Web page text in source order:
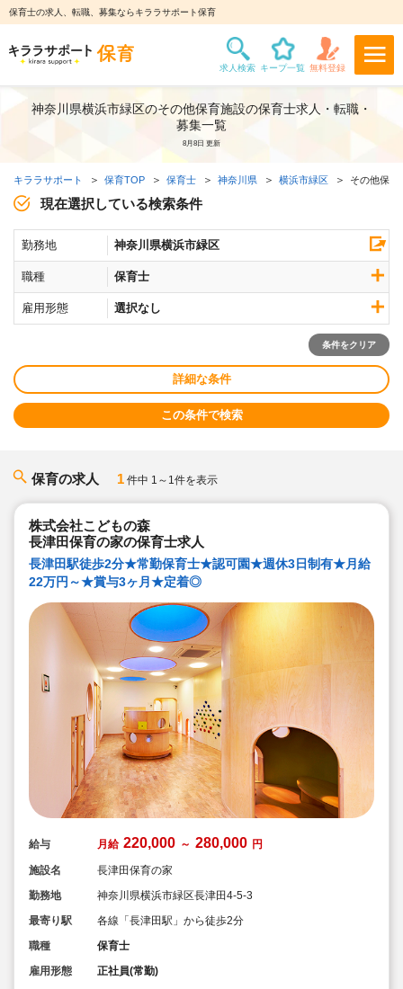
保育士の求人、転職、募集ならキララサポート保育
神奈川県横浜市緑区のその他保育施設の保育士求人・転職・
募集一覧
8月8日 更新
キララサポート 保育TOP 保育士 神奈川県 横浜市緑区 その他保育
現在選択している検索条件
勤務地 神奈川県横浜市緑区
職種 保育士
雇用形態 選択なし
条件をクリア
詳細な条件
この条件で検索
保育の求人 1 件中 1～1件を表示
株式会社こどもの森
長津田保育の家の保育士求人
長津田駅徒歩2分★常勤保育士★認可園★週休3日制有★月給
22万円～★賞与3ヶ月★定着◎
給与 月給 220,000 ～ 280,000 円
施設名
長津田保育の家
勤務地
神奈川県横浜市緑区長津田4-5-3
最寄り駅
各線「長津田駅」から徒歩2分
職種
保育士
雇用形態
正社員(常勤)